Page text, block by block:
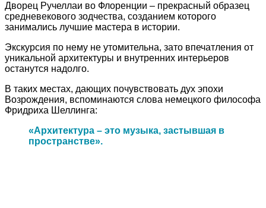
Дворец Ручеллаи во Флоренции – прекрасный образец
средневекового зодчества, созданием которого
занимались лучшие мастера в истории.
Экскурсия по нему не утомительна, зато впечатления от
уникальной архитектуры и внутренних интерьеров
останутся надолго.
В таких местах, дающих почувствовать дух эпохи
Возрождения, вспоминаются слова немецкого философа
Фридриха Шеллинга:
«Архитектура – это музыка, застывшая в
пространстве».